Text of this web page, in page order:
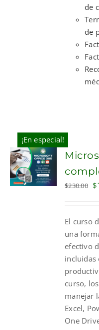
de
de
¡En especial!
BUY
$230.00 $
El curso
una
efectivo
incluidas
curso,
manejar
Excel,
One